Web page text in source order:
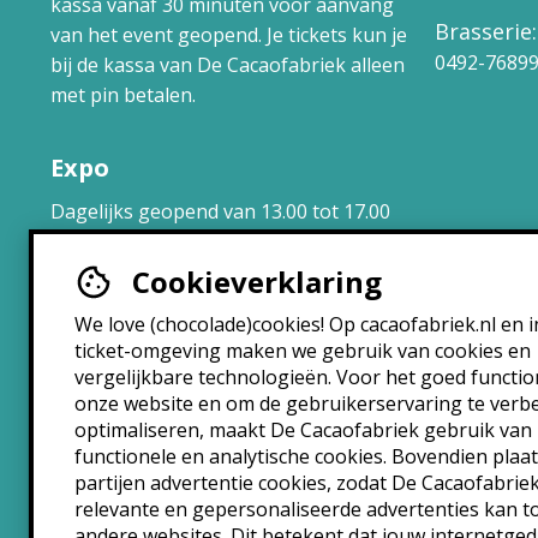
Cookieverklaring
We love (chocolade)cookies! Op cacaofabriek.nl en
ticket-omgeving maken we gebruik van cookies en
vergelijkbare technologieën. Voor het goed
onze website en om de gebruikerservaring te
optimaliseren, maakt De Cacaofabriek gebruik van
functionele en analytische cookies. Bovendien
partijen advertentie cookies, zodat De
relevante en gepersonaliseerde advertenties kan
van het event geopend. Je tickets kun je
bij de kassa van De Cacaofabriek alleen
met pin betalen.
Expo
Dagelijks geopend van 13.00 tot 17.00
uur.
Brasserie
Maandag: 10:30 – 22:30
Dinsdag: 10:30 – 22:30
Woensdag: 10:30 – 22:30
Donderdag: 10:30 – 00:00
Vrijdag: 10:30 – 00:00
Zaterdag: 10:30 – 00:00
Brasserie:
0492-